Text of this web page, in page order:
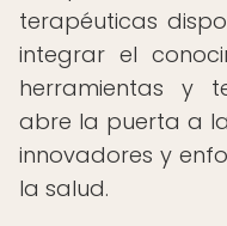
terapéuticas
integrar el
herramientas y
abre la puerta a
innovadores y
la salud.